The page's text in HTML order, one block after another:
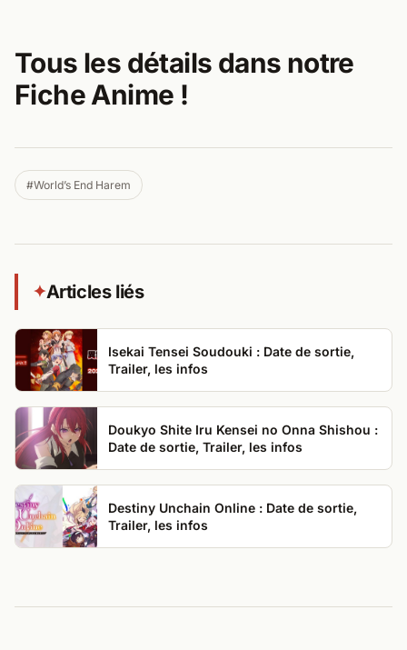
Tous les détails dans notre
Fiche Anime !​
#World’s End Harem
✦Articles liés
Isekai Tensei Soudouki : Date de sortie,
Trailer, les infos
Doukyo Shite Iru Kensei no Onna Shishou :
Date de sortie, Trailer, les infos
Destiny Unchain Online : Date de sortie,
Trailer, les infos